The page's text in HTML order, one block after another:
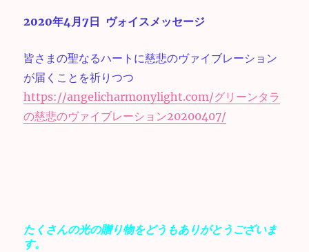
2020年4月7日 ヴォイスメッセージ
皆さまの聖なるハートに慈悲のヴァイブレーション
が届くことを祈りつつ
https://angelicharmonylight.com/グリーンタラ
の慈悲のヴァイブレーション20200407/
たくさんの光の贈り物をどうもありがとうございま
す。